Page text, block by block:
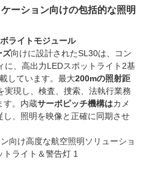
ーション向けの包括的な照明
ライトモジュール
ズ向けに設計されたSL30は、コン
に、高出力LEDスポットライト2基
しています。最大200mの照射距
実現し、検査、捜索、法執行業務
す。内蔵サーボピッチ機構はカメ
、照明を映像と正確に同期させ